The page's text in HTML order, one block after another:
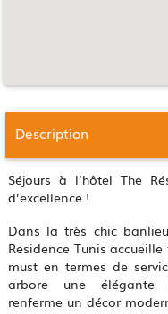
Description
Séjours à l’hôtel The
d’excellence !
Dans la très chic
Residence Tunis
must en termes de
arbore une élégante
renferme un décor